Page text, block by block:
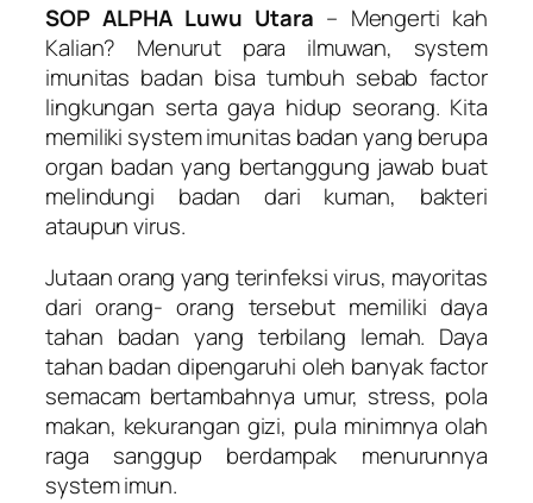
SOP ALPHA Luwu Utara – Mengerti kah
Kalian? Menurut para ilmuwan, system
imunitas badan bisa tumbuh sebab factor
lingkungan serta gaya hidup seorang. Kita
memiliki system imunitas badan yang berupa
organ badan yang bertanggung jawab buat
melindungi badan dari kuman, bakteri
ataupun virus.
Jutaan orang yang terinfeksi virus, mayoritas
dari orang- orang tersebut memiliki daya
tahan badan yang terbilang lemah. Daya
tahan badan dipengaruhi oleh banyak factor
semacam bertambahnya umur, stress, pola
makan, kekurangan gizi, pula minimnya olah
raga sanggup berdampak menurunnya
system imun.